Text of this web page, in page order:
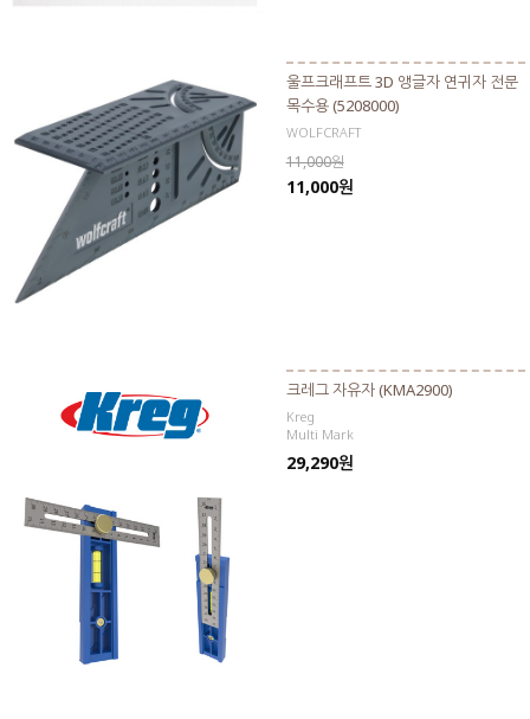
울프크래프트 3D 앵글자 연귀자 전문
목수용 (5208000)
WOLFCRAFT
11,000원
11,000원
크레그 자유자 (KMA2900)
Kreg
Multi Mark
29,290원